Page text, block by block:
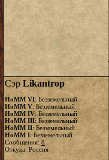
Сэр Likantrop
HoMM VI: Безземельный
HoMM V: Безземельный
HoMM IV: Безземельный
HoMM III: Безземельный
HoMM II: Безземельный
HoMM I: Безземельный
Сообщения:8
Откуда: Россия